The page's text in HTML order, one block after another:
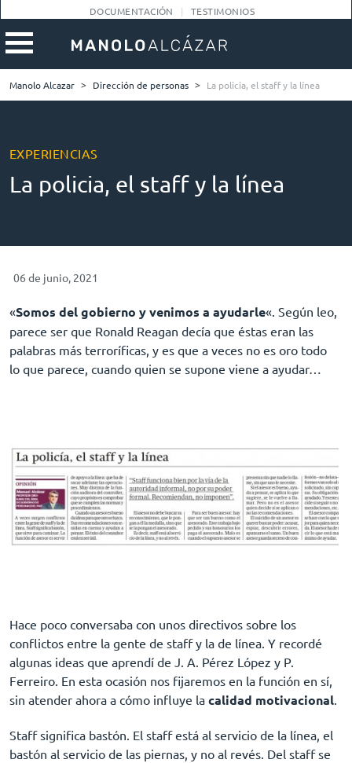
DOCUMENTACIÓN TESTIMONIOS
Manolo Alcazar > Dirección de personas > La policia, el staff y la línea
EXPERIENCIAS
La policia, el staff y la línea
06 de junio, 2021
«Somos del gobierno y venimos a ayudarle«. Según leo,
parece ser que Ronald Reagan decía que éstas eran las
palabras más terroríficas, y es que a veces no es oro todo
lo que parece, cuando quien se supone viene a ayudar…
Hace poco conversaba con unos directivos sobre los
conflictos entre la gente de staff y la de línea. Y recordé
algunas ideas que aprendí de J. A. Pérez López y P.
Ferreiro. En esta ocasión nos fijaremos en la función en sí,
sin atender ahora a cómo influye la calidad motivacional
Staff significa bastón. El staff está al servicio de la línea, el
bastón al servicio de las piernas, y no al revés. Del staff se